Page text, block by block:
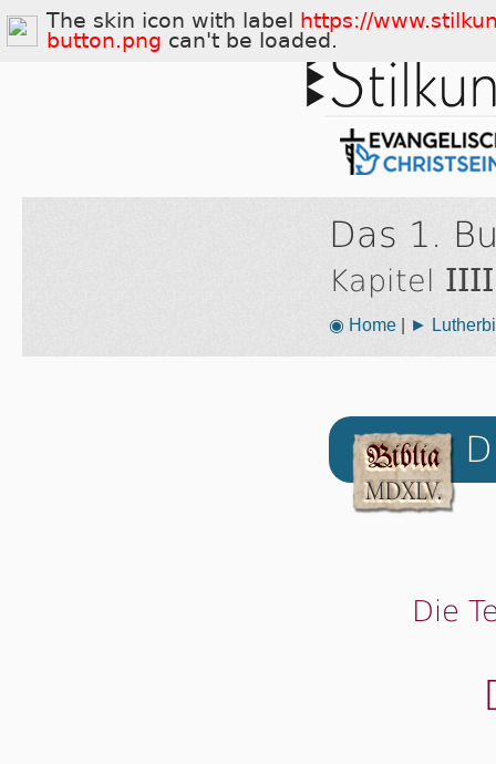
Das 1.
Kapitel
◉ Home| ►
Die
The skin icon with label
https://
button.png can't be loaded.